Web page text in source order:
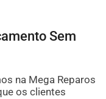
Sem
na Mega Reparos
os clientes